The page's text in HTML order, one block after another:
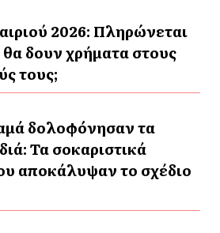
2026: Πληρώνεται
θα δουν χρήματα στους
τους;
δολοφόνησαν τα
Τα σοκαριστικά
αποκάλυψαν το σχέδιο